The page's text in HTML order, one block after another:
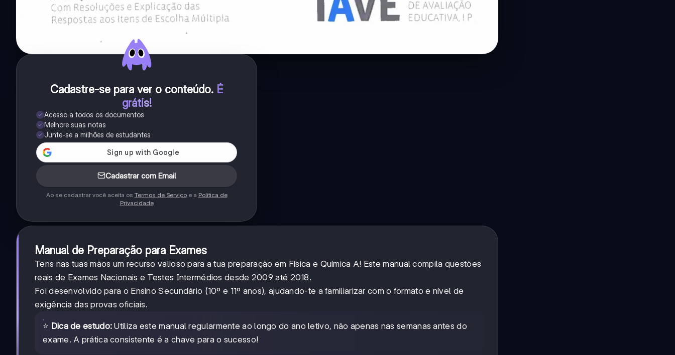
Cadastre-se para ver o conteúdo. É
grátis!
Acesso a todos os documentos
Melhore suas notas
Junte-se a milhões de estudantes
Cadastrar com Email
Ao se cadastrar você aceita os Termos de Serviçoe a Política de
Privacidade
Manual de Preparação para Exames
Tens nas tuas mãos um recurso valioso para a tua preparação em Física e Química A! Este manual compila questões
reais de Exames Nacionais e Testes Intermédios desde 2009 até 2018.
Foi desenvolvido para o Ensino Secundário (10º e 11º anos), ajudando-te a familiarizar com o formato e nível de
exigência das provas oficiais.
⭐ Dica de estudo: Utiliza este manual regularmente ao longo do ano letivo, não apenas nas semanas antes do
exame. A prática consistente é a chave para o sucesso!